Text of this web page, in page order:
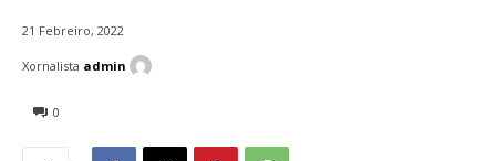
21 Febreiro, 2022
0
Xornalista admin